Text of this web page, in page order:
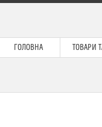
ГОЛОВНА ТОВАРИ